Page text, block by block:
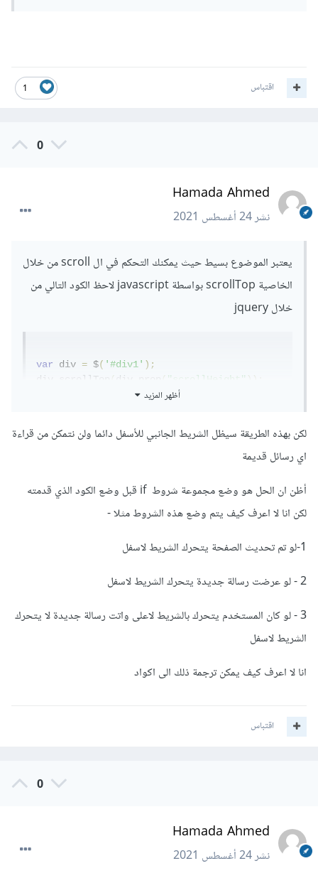
1 اقتباس
0
Hamada Ahmed
نشر24 أغسطس 2021
يعتبر الموضوع بسيط حيث يمكنك التحكم في ال scroll من خلال
الخاصية scrollTop بواسطة javascript لاحظ الكود التالي من
خلال jquery
var div = $('#div1');
div
scrollTop ( div ("scrollHeight" ));
التالي
$ ("#div1").animate({ scrollTop :
'#div1'
استخدام هذا الكود ضمن موقعك كما تريد
أظهر المزيد
لكن بهذه الطريقة سيظل الشريط الجانبي للأسفل دائما ولن نتمكن من قراءة
اي رسائل قديمة
أظن ان الحل هو وضع مجموعة شروط if قبل وضع الكود الذي قدمته
لكن انا لا اعرف كيف يتم وضع هذه الشروط مثلا -
1-لو تم تحديث الصفحة يتحرك الشريط لاسفل
2 - لو عرضت رسالة جديدة يتحرك الشريط لاسفل
3 - لو كان المستخدم يتحرك بالشريط لاعلى واتت رسالة جديدة لا يتحرك
الشريط لاسفل
انا لا اعرف كيف يمكن ترجمة ذلك الى اكواد
اقتباس
0
Hamada Ahmed
نشر24 أغسطس 2021